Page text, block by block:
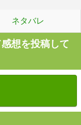
ネタバレ
想を投稿して